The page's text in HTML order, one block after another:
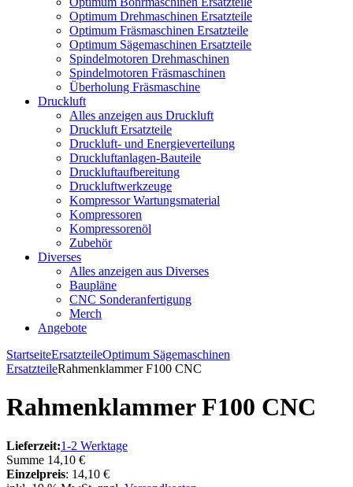
Optimum Drehmaschinen Ersatzteile
Optimum Fräsmaschinen Ersatzteile
Optimum Sägemaschinen Ersatzteile
Spindelmotoren Drehmaschinen
Spindelmotoren Fräsmaschinen
Überholung Fräsmaschine
Druckluft
Alles anzeigen aus Druckluft
Druckluft Ersatzteile
Druckluft- und Energieverteilung
Druckluftanlagen-Bauteile
Druckluftaufbereitung
Druckluftwerkzeuge
Kompressor Wartungsmaterial
Kompressoren
Kompressorenöl
Zubehör
Diverses
Alles anzeigen aus Diverses
Baupläne
CNC Sonderanfertigung
Merch
Angebote
StartseiteErsatzteileOptimum Sägemaschinen
ErsatzteileRahmenklammer F100 CNC
Rahmenklammer F100 CNC
Lieferzeit:1-2 Werktage
Summe 14,10 €
Einzelpreis: 14,10 €